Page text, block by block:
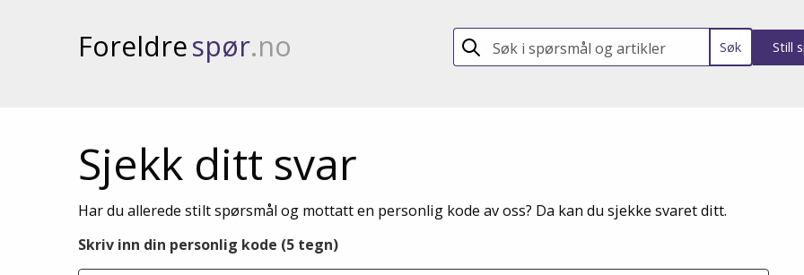
Foreldrespør.no Søk Still
Sjekk ditt svar
Har du allerede stilt spørsmål og mottatt en personlig kode av oss? Da kan du sjekke svaret ditt.
Skriv inn din personlig kode (5 tegn)